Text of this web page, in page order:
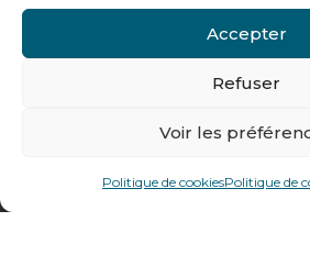
Accepter
Refuser
Voir les
Politique de cookiesPolitique de
Contactez-nous
Tél : + 33 (0)4 74 62 81 44
Villefranche sur Saône
Plan d’accès